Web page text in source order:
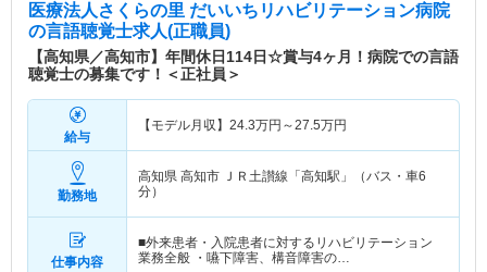
医療法人さくらの里 だいいちリハビリテーション病院
の言語聴覚士求人(正職員)
【高知県／高知市】年間休日114日☆賞与4ヶ月！病院での言語
聴覚士の募集です！＜正社員＞
給与
【モデル月収】 24.3万円～27.5万円
勤務地
高知県 高知市 ＪＲ土讃線「高知駅」（バス・車6
分）
仕事内容
■外来患者・入院患者に対するリハビリテーション
業務全般 ・嚥下障害、構音障害の…